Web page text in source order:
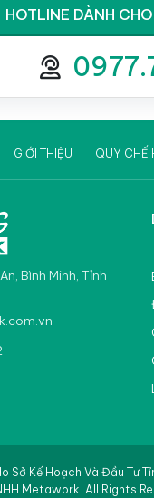
lạnh
dụng
sản xuất
khoán / Đầu tư
Thư viện
/ Công nhân / Làm thuê
nghiệp
Thuộc da
HOTLINE DÀNH
GIỚI THIỆU QUY CHẾ
Bình Minh, Tỉnh
Sở Kế Hoạch Và Đầu Tư
Metawork. All Rights